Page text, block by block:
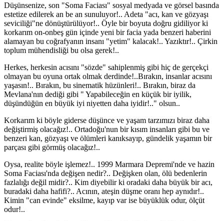
Düşünsenize, son "Soma Faciası" sosyal medyada ve görsel basında
estetize edilerek an be an sunuluyor!.. Adeta "acı, kan ve gözyaşı
seviciliği"ne dönüştürülüyor!.. Öyle bir boyuta doğru gidiliyor ki
korkarım on-onbeş gün içinde yeni bir facia yada benzeri haberini
alamayan bu coğrafyanın insanı "yetim" kalacak!.. Yazıktır!.. Çirkin
toplum mühendisliği bu olsa gerek!..
Herkes, herkesin acısını "sözde" sahiplenmiş gibi hiç de gerçekçi
olmayan bu oyuna ortak olmak derdinde!..Bırakın, insanlar acısını
yaşasın!.. Bırakın, bu sinematik hüzünleri!.. Bırakın, biraz da
Mevlana'nın dediği gibi " Yapabileceğin en küçük bir iyilik,
düşündüğün en büyük iyi niyetten daha iyidir!.." olsun..
Korkarım ki böyle giderse düşünce ve yaşam tarzımızı biraz daha
değiştirmiş olacağız!.. Ortadoğu'nun bir kısım insanları gibi bu ve
benzeri kan, gözyaşı ve ölümleri kanıksayıp, gündelik yaşamın bir
parçası gibi görmüş olacağız!..
Oysa, realite böyle işlemez!.. 1999 Marmara Depremi'nde ve hazin
Soma Faciası'nda değişen nedir?.. Değişken olan, ölü bedenlerin
fazlalığı değil midir?.. Kim diyebilir ki oradaki daha büyük bir acı,
buradaki daha hafifi?.. Acının, ateşin düşme oranı hep aynıdır!..
Kimin "can evinde" eksilme, kayıp var ise büyüklük odur, ölçüt
odur!..